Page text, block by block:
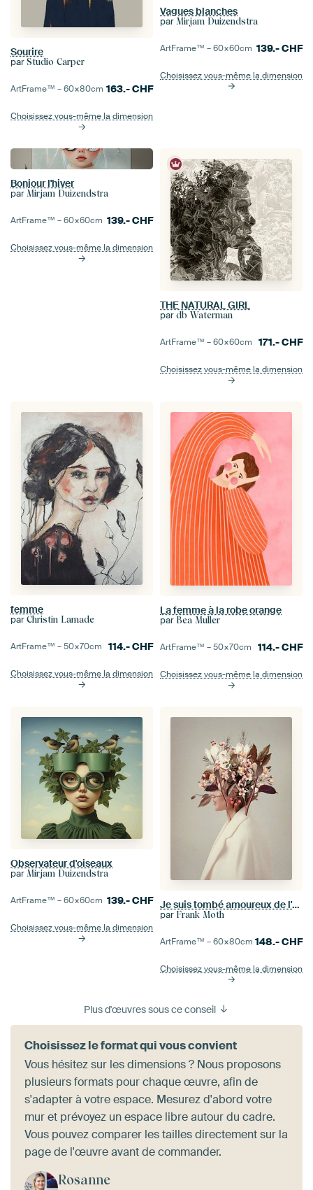
Sourire
par Studio Carper
ArtFrame™ –60×80cm 163.-CHF
Choisissez vous-même la dimension
Vagues blanches
par Mirjam Duizendstra
ArtFrame™ –60×60cm 139.-CHF
Choisissez vous-même la dimension
Bonjour l'hiver
par Mirjam Duizendstra
ArtFrame™ –60×60cm 139.-CHF
Choisissez vous-même la dimension
THE NATURAL GIRL
par db Waterman
ArtFrame™ –60×60cm 171.-CHF
Choisissez vous-même la dimension
femme
par Christin Lamade
ArtFrame™ –50×70cm 114.-CHF
Choisissez vous-même la dimension
La femme à la robe orange
par Bea Muller
ArtFrame™ –50×70cm 114.-CHF
Choisissez vous-même la dimension
Observateur d'oiseaux
par Mirjam Duizendstra
ArtFrame™ –60×60cm 139.-CHF
Choisissez vous-même la dimension
Je suis tombé amoureux de l'automne à cause de toi
par Frank Moth
ArtFrame™ –60×80cm 148.-CHF
Choisissez vous-même la dimension
Plus d'œuvres sous ce conseil
Choisissez le format qui vous convient
Vous hésitez sur les dimensions ? Nous proposons
plusieurs formats pour chaque œuvre, afin de
s'adapter à votre espace. Mesurez d'abord votre
mur et prévoyez un espace libre autour du cadre.
Vous pouvez comparer les tailles directement sur la
page de l'œuvre avant de commander.
Rosanne